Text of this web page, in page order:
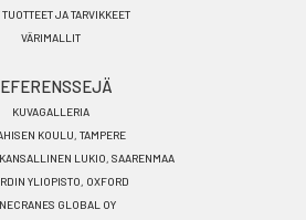
JA TARVIKKEET
VÄRIMALLIT
KUVAGALLERIA
KOULU, TAMPERE
LUKIO, SAARENMAA
YLIOPISTO, OXFORD
GLOBAL OY